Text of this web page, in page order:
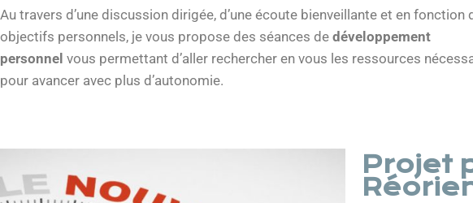
Au travers d’une discussion dirigée, d’une écoute bienveillante et en fonction
objectifs personnels, je vous propose des séances de développement
personnel vous permettant d’aller rechercher en vous les ressources
pour avancer avec plus d’autonomie.
Projet